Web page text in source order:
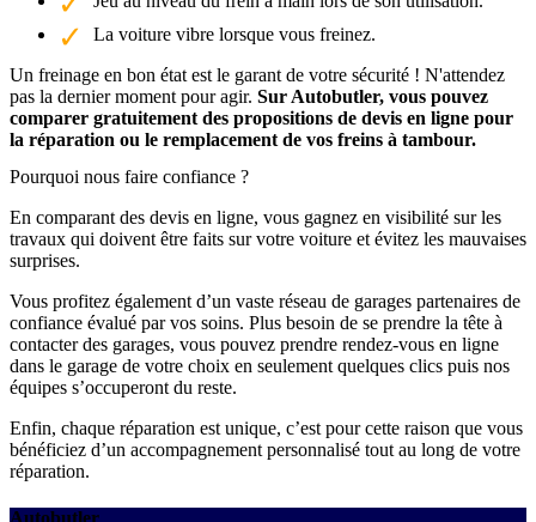
La voiture vibre lorsque vous freinez.
Un freinage en bon état est le garant de votre sécurité ! N'attendez
pas la dernier moment pour agir. Sur Autobutler, vous pouvez
comparer gratuitement des propositions de devis en ligne pour
la réparation ou le remplacement de vos freins à tambour.
Pourquoi nous faire confiance ?
En comparant des devis en ligne, vous gagnez en visibilité sur les
travaux qui doivent être faits sur votre voiture et évitez les mauvaises
surprises.
Vous profitez également d’un vaste réseau de garages partenaires de
confiance évalué par vos soins. Plus besoin de se prendre la tête à
contacter des garages, vous pouvez prendre rendez-vous en ligne
dans le garage de votre choix en seulement quelques clics puis nos
équipes s’occuperont du reste.
Enfin, chaque réparation est unique, c’est pour cette raison que vous
bénéficiez d’un accompagnement personnalisé tout au long de votre
réparation.